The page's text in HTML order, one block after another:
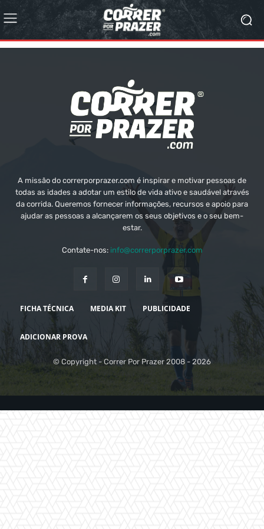
A missão do correrporprazer.com é inspirar e motivar pessoas de
todas as idades a adotar um estilo de vida ativo e saudável através
da corrida. Queremos fornecer informações, recursos e apoio para
ajudar as pessoas a alcançarem os seus objetivos e o seu bem-
estar.
Contate-nos: info@correrporprazer.com
FICHA TÉCNICA MEDIA KIT PUBLICIDADE
ADICIONAR PROVA
© Copyright - Correr Por Prazer 2008 - 2026